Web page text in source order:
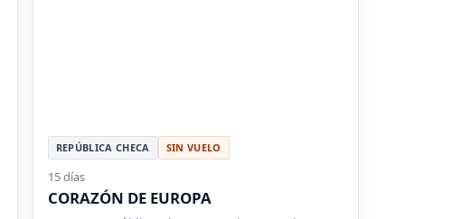
REPÚBLICA CHECA SIN VUELO
15 días
CORAZÓN DE EUROPA